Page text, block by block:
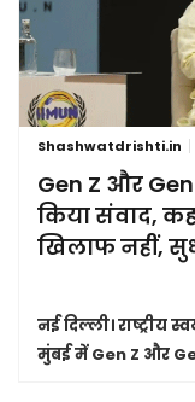
Shashwatdrishti.in
Gen Z और
किया संवाद,
खिलाफ नहीं,
नई दिल्ली।
मुंबई में Gen Z और